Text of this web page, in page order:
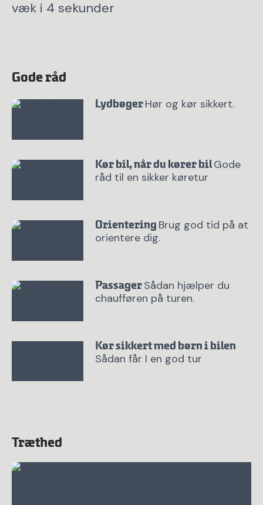
væk i 4 sekunder
Gode råd
LydbøgerHør og kør sikkert.
Kør bil, når du kører bilGode
råd til en sikker køretur
Orientering Brug god tid på at
orientere dig.
PassagerSådan hjælper du
chaufføren på turen.
Kør sikkert med børn i bilen
Sådan får I en god tur
Træthed